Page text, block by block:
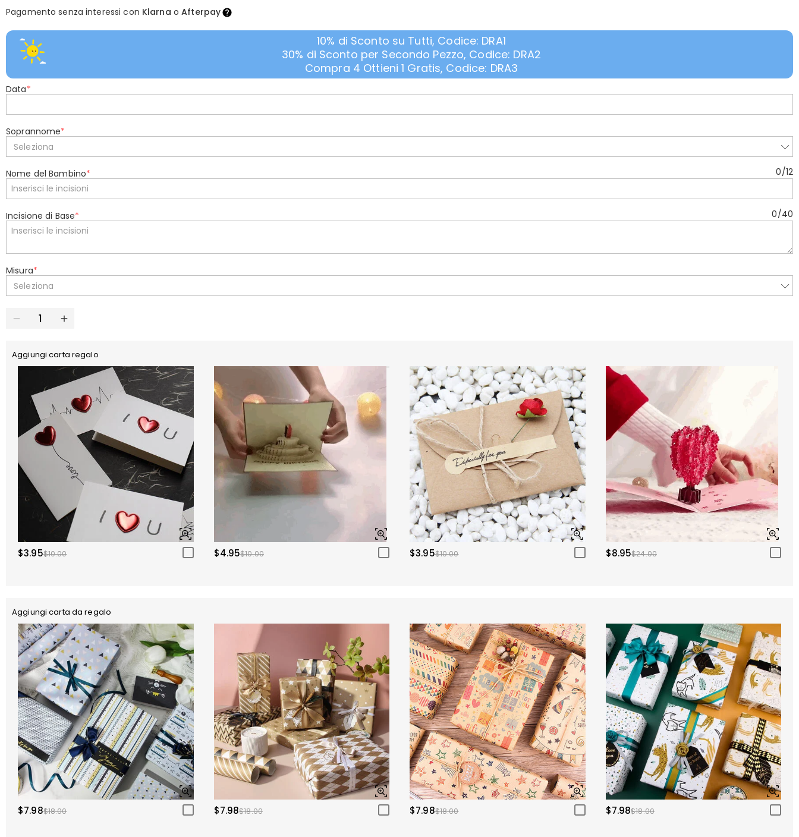
Pagamento senza interessi con Klarna oAfterpay
10% di Sconto su Tutti, Codice: DRA1
30% di Sconto per Secondo Pezzo, Codice: DRA2
Compra 4 Ottieni 1 Gratis, Codice: DRA3
Data*
Soprannome*
Seleziona
Nome del Bambino* 0/12
Incisione di Base* 0/40
Misura*
Seleziona
Aggiungi carta regalo
$3.95$10.00 $4.95$10.00 $3.95$10.00 $8.95$24.00
Aggiungi carta da regalo
$7.98$18.00 $7.98$18.00 $7.98$18.00 $7.98$18.00